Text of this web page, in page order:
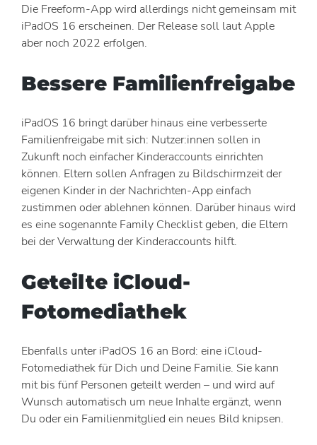
Die Freeform-App wird allerdings nicht gemeinsam mit
iPadOS 16 erscheinen. Der Release soll laut Apple
aber noch 2022 erfolgen.
Bessere Familienfreigabe
iPadOS 16 bringt darüber hinaus eine verbesserte
Familienfreigabe mit sich: Nutzer:innen sollen in
Zukunft noch einfacher Kinderaccounts einrichten
können. Eltern sollen Anfragen zu Bildschirmzeit der
eigenen Kinder in der Nachrichten-App einfach
zustimmen oder ablehnen können. Darüber hinaus wird
es eine sogenannte Family Checklist geben, die Eltern
bei der Verwaltung der Kinderaccounts hilft.
Geteilte iCloud-
Fotomediathek
Ebenfalls unter iPadOS 16 an Bord: eine iCloud-
Fotomediathek für Dich und Deine Familie. Sie kann
mit bis fünf Personen geteilt werden – und wird auf
Wunsch automatisch um neue Inhalte ergänzt, wenn
Du oder ein Familienmitglied ein neues Bild knipsen.